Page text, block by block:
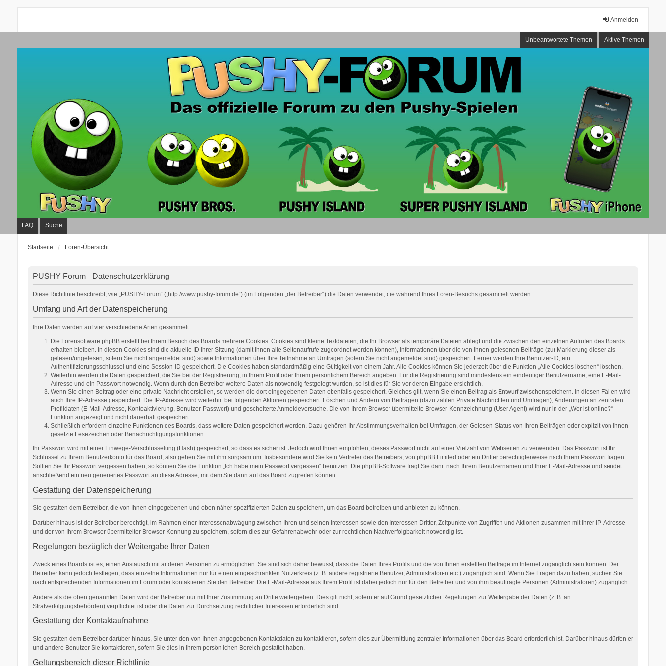
Anmelden
Unbeantwortete Themen Aktive Themen
FAQ Suche
Startseite Foren-Übersicht
PUSHY-Forum - Datenschutzerklärung
Diese Richtlinie beschreibt, wie „PUSHY-Forum“ („http://www.pushy-forum.de“) (im Folgenden „der Betreiber“) die Daten verwendet, die während Ihres Foren-Besuchs gesammelt werden.
Umfang und Art der Datenspeicherung
Ihre Daten werden auf vier verschiedene Arten gesammelt:
Die Forensoftware phpBB erstellt bei Ihrem Besuch des Boards mehrere Cookies. Cookies sind kleine Textdateien, die Ihr Browser als temporäre Dateien ablegt und die zwischen den einzelnen Aufrufen des Boards
erhalten bleiben. In diesen Cookies sind die aktuelle ID Ihrer Sitzung (damit Ihnen alle Seitenaufrufe zugeordnet werden können), Informationen über die von Ihnen gelesenen Beiträge (zur Markierung dieser als
gelesen/ungelesen; sofern Sie nicht angemeldet sind) sowie Informationen über Ihre Teilnahme an Umfragen (sofern Sie nicht angemeldet sind) gespeichert. Ferner werden Ihre Benutzer-ID, ein
Authentifizierungsschlüssel und eine Session-ID gespeichert. Die Cookies haben standardmäßig eine Gültigkeit von einem Jahr. Alle Cookies können Sie jederzeit über die Funktion „Alle Cookies löschen“ löschen.
Weiterhin werden die Daten gespeichert, die Sie bei der Registrierung, in Ihrem Profil oder Ihrem persönlichem Bereich angeben. Für die Registrierung sind mindestens ein eindeutiger Benutzername, eine E-Mail-
Adresse und ein Passwort notwendig. Wenn durch den Betreiber weitere Daten als notwendig festgelegt wurden, so ist dies für Sie vor deren Eingabe ersichtlich.
Wenn Sie einen Beitrag oder eine private Nachricht erstellen, so werden die dort eingegebenen Daten ebenfalls gespeichert. Gleiches gilt, wenn Sie einen Beitrag als Entwurf zwischenspeichern. In diesen Fällen wird
auch Ihre IP-Adresse gespeichert. Die IP-Adresse wird weiterhin bei folgenden Aktionen gespeichert: Löschen und Ändern von Beiträgen (dazu zählen Private Nachrichten und Umfragen), Änderungen an zentralen
Profildaten (E-Mail-Adresse, Kontoaktivierung, Benutzer-Passwort) und gescheiterte Anmeldeversuche. Die von Ihrem Browser übermittelte Browser-Kennzeichnung (User Agent) wird nur in der „Wer ist online?“-
Funktion angezeigt und nicht dauerhaft gespeichert.
Schließlich erfordern einzelne Funktionen des Boards, dass weitere Daten gespeichert werden. Dazu gehören Ihr Abstimmungsverhalten bei Umfragen, der Gelesen-Status von Ihren Beiträgen oder explizit von Ihnen
gesetzte Lesezeichen oder Benachrichtigungsfunktionen.
Ihr Passwort wird mit einer Einwege-Verschlüsselung (Hash) gespeichert, so dass es sicher ist. Jedoch wird Ihnen empfohlen, dieses Passwort nicht auf einer Vielzahl von Webseiten zu verwenden. Das Passwort ist Ihr
Schlüssel zu Ihrem Benutzerkonto für das Board, also gehen Sie mit ihm sorgsam um. Insbesondere wird Sie kein Vertreter des Betreibers, von phpBB Limited oder ein Dritter berechtigterweise nach Ihrem Passwort fragen.
Sollten Sie Ihr Passwort vergessen haben, so können Sie die Funktion „Ich habe mein Passwort vergessen“ benutzen. Die phpBB-Software fragt Sie dann nach Ihrem Benutzernamen und Ihrer E-Mail-Adresse und sendet
anschließend ein neu generiertes Passwort an diese Adresse, mit dem Sie dann auf das Board zugreifen können.
Gestattung der Datenspeicherung
Sie gestatten dem Betreiber, die von Ihnen eingegebenen und oben näher spezifizierten Daten zu speichern, um das Board betreiben und anbieten zu können.
Darüber hinaus ist der Betreiber berechtigt, im Rahmen einer Interessenabwägung zwischen Ihren und seinen Interessen sowie den Interessen Dritter, Zeitpunkte von Zugriffen und Aktionen zusammen mit Ihrer IP-Adresse
und der von Ihrem Browser übermittelter Browser-Kennung zu speichern, sofern dies zur Gefahrenabwehr oder zur rechtlichen Nachverfolgbarkeit notwendig ist.
Regelungen bezüglich der Weitergabe Ihrer Daten
Zweck eines Boards ist es, einen Austausch mit anderen Personen zu ermöglichen. Sie sind sich daher bewusst, dass die Daten Ihres Profils und die von Ihnen erstellten Beiträge im Internet zugänglich sein können. Der
Betreiber kann jedoch festlegen, dass einzelne Informationen nur für einen eingeschränkten Nutzerkreis (z. B. andere registrierte Benutzer, Administratoren etc.) zugänglich sind. Wenn Sie Fragen dazu haben, suchen Sie
nach entsprechenden Informationen im Forum oder kontaktieren Sie den Betreiber. Die E-Mail-Adresse aus Ihrem Profil ist dabei jedoch nur für den Betreiber und von ihm beauftragte Personen (Administratoren) zugänglich.
Andere als die oben genannten Daten wird der Betreiber nur mit Ihrer Zustimmung an Dritte weitergeben. Dies gilt nicht, sofern er auf Grund gesetzlicher Regelungen zur Weitergabe der Daten (z. B. an
Strafverfolgungsbehörden) verpflichtet ist oder die Daten zur Durchsetzung rechtlicher Interessen erforderlich sind.
Gestattung der Kontaktaufnahme
Sie gestatten dem Betreiber darüber hinaus, Sie unter den von Ihnen angegebenen Kontaktdaten zu kontaktieren, sofern dies zur Übermittlung zentraler Informationen über das Board erforderlich ist. Darüber hinaus dürfen er
und andere Benutzer Sie kontaktieren, sofern Sie dies in Ihrem persönlichen Bereich gestattet haben.
Geltungsbereich dieser Richtlinie